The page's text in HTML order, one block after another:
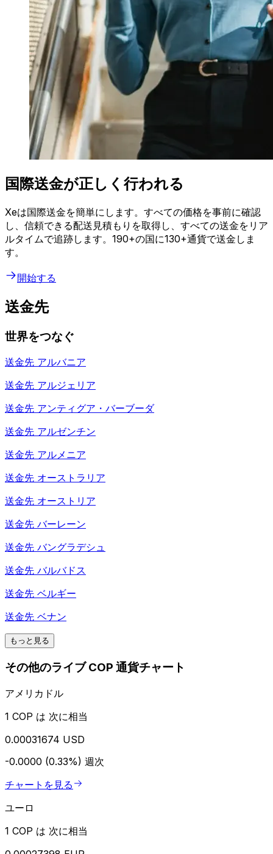
国際送金が正しく行われる
Xeは国際送金を簡単にします。すべての価格を事前に確認
し、信頼できる配送見積もりを取得し、すべての送金をリア
ルタイムで追跡します。190+の国に130+通貨で送金しま
す。
開始する
送金先
世界をつなぐ
送金先 アルバニア
送金先 アルジェリア
送金先 アンティグア・バーブーダ
送金先 アルゼンチン
送金先 アルメニア
送金先 オーストラリア
送金先 オーストリア
送金先 バーレーン
送金先 バングラデシュ
送金先 バルバドス
送金先 ベルギー
送金先 ベナン
もっと見る
その他のライブ COP 通貨チャート
アメリカドル
1 COP は 次に相当
0.00031674 USD
-0.0000 (0.33%) 週次
チャートを見る
ユーロ
1 COP は 次に相当